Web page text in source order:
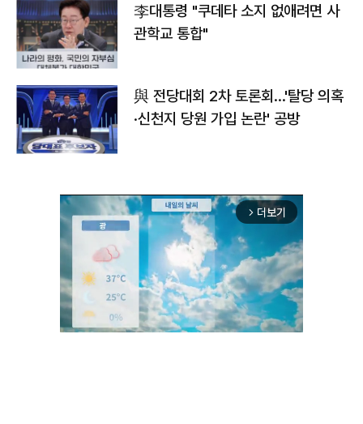
李대통령 "쿠데타 소지 없애려면 사
관학교 통합"
與 전당대회 2차 토론회…'탈당 의혹
·신천지 당원 가입 논란' 공방
arrow_forward_ios 더보기